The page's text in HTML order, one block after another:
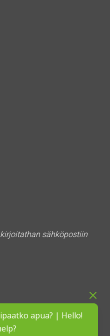
apua? | Hello!
sähköpostiin